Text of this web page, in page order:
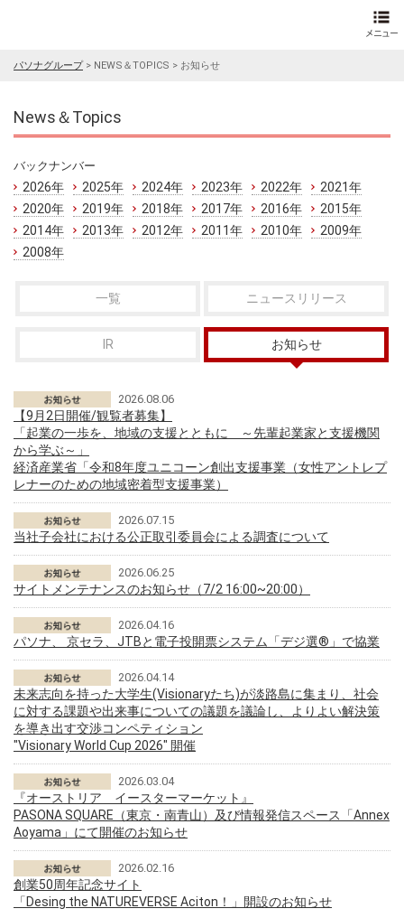
パソナグループ> NEWS＆TOPICS > お知らせ
News＆Topics
バックナンバー
2026年 2025年 2024年 2023年 2022年
2021年
2020年
2019年 2018年 2017年 2016年
2015年
2014年
2013年 2012年 2011年 2010年
2009年
2008年
一覧 ニュースリリース
IR お知らせ
2026.08.06
【9月2日開催/観覧者募集】
「起業の一歩を、地域の支援とともに ～先輩起業家と支援機関
から学ぶ～」
経済産業省「令和8年度ユニコーン創出支援事業（女性アントレプ
レナーのための地域密着型支援事業）
2026.07.15
当社子会社における公正取引委員会による調査について
2026.06.25
サイトメンテナンスのお知らせ（7/2 16:00~20:00）
2026.04.16
パソナ、 京セラ、JTBと電子投開票システム「デジ選®」で協業
2026.04.14
未来志向を持った大学生(Visionaryたち)が淡路島に集まり、社会
に対する課題や出来事についての議題を議論し、よりよい解決策
を導き出す交渉コンペティション
"Visionary World Cup 2026" 開催
2026.03.04
『オーストリア イースターマーケット』
PASONA SQUARE（東京・南青山）及び情報発信スペース「Annex
Aoyama」にて開催のお知らせ
2026.02.16
創業50周年記念サイト
「Desing the NATUREVERSE Aciton！」開設のお知らせ